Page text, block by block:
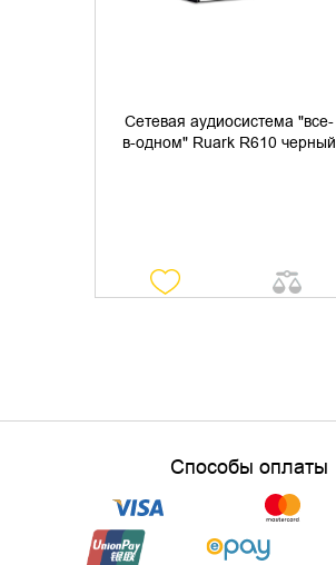
Cетевая аудиосистема "все-
в-одном" Ruark R610 черный
Способы оплаты